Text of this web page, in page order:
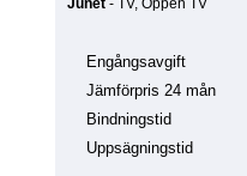
Engångsavgift
Jämförpris 24 mån
Bindningstid
Uppsägningstid